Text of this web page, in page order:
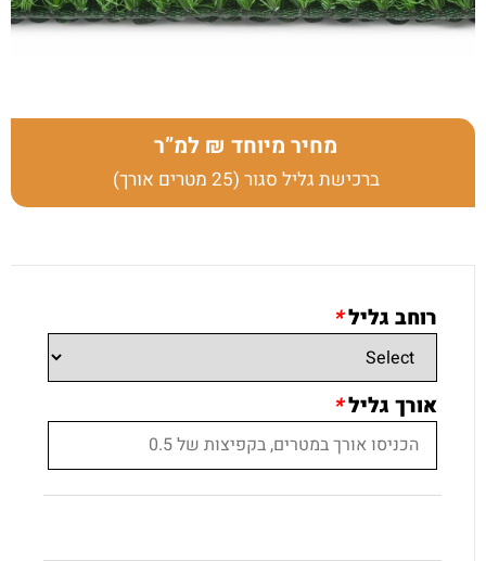
מחיר מיוחד למ”ר
ברכישת גליל סגור (25 מטרים אורך)
רוחב גליל*
אורך גליל*